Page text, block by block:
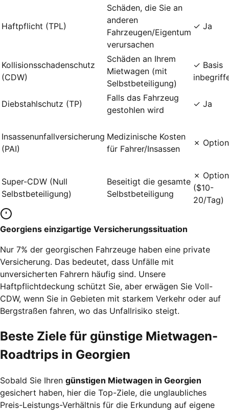
Haftpflicht (TPL)
Schäden, die Sie an
anderen
Fahrzeugen/Eigentum
verursachen
✓ Ja
Kollisionsschadenschutz
(CDW)
Schäden an Ihrem
Mietwagen (mit
Selbstbeteiligung)
✓ Basis
Diebstahlschutz (TP)
Falls das Fahrzeug
gestohlen wird
✓ Ja
Insassenunfallversicherung
(PAI)
Medizinische Kosten
für Fahrer/Insassen
✗
Super-CDW (Null
Selbstbeteiligung)
Beseitigt die gesamte
Selbstbeteiligung
✗
($10-
20/Tag)
Georgiens einzigartige Versicherungssituation
Nur 7% der georgischen Fahrzeuge haben eine private
Versicherung. Das bedeutet, dass Unfälle mit
unversicherten Fahrern häufig sind. Unsere
Haftpflichtdeckung schützt Sie, aber erwägen Sie Voll-
CDW, wenn Sie in Gebieten mit starkem Verkehr oder auf
Bergstraßen fahren, wo das Unfallrisiko steigt.
Beste Ziele für günstige Mietwagen-
Roadtrips in Georgien
Sobald Sie Ihren günstigen Mietwagen in Georgien
gesichert haben, hier die Top-Ziele, die unglaubliches
Preis-Leistungs-Verhältnis für die Erkundung auf eigene